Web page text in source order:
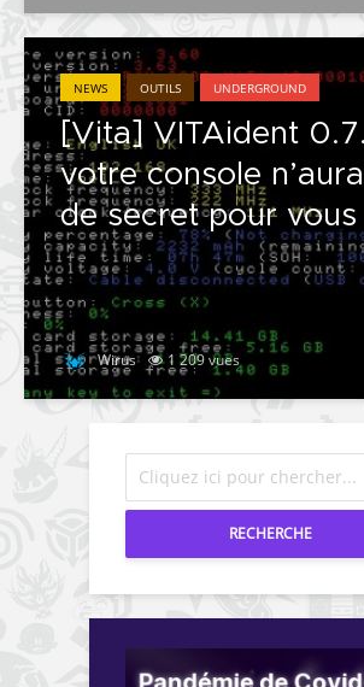
NEWS OUTILS UNDERGROUND
[Vita] VITAident
votre console
de secret pour vous
Wirus 1 209 vues
RECHERCHE